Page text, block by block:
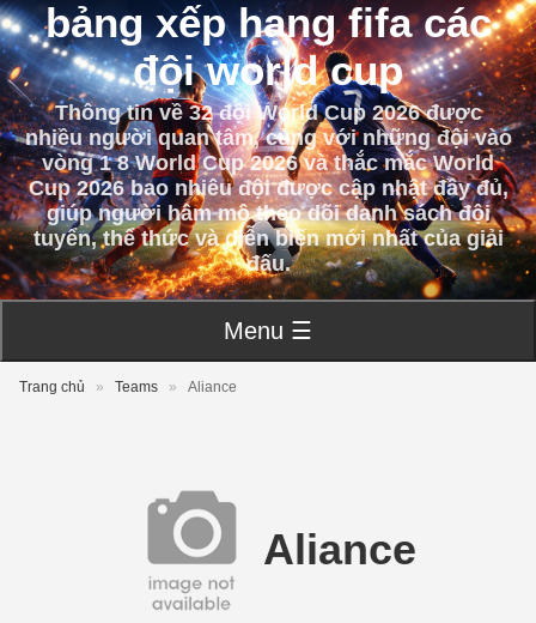
bảng xếp hạng fifa các
đội world cup
Thông tin về 32 đội World Cup 2026 được
nhiều người quan tâm, cùng với những đội vào
vòng 1 8 World Cup 2026 và thắc mắc World
Cup 2026 bao nhiêu đội được cập nhật đầy đủ,
giúp người hâm mộ theo dõi danh sách đội
tuyển, thể thức và diễn biến mới nhất của giải
đấu.
Menu ☰
Trang chủ » Teams » Aliance
Aliance